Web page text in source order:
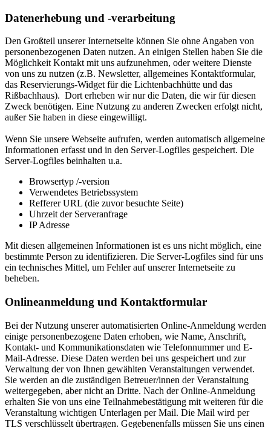
Datenerhebung und -verarbeitung
Den Großteil unserer Internetseite können Sie ohne Angaben von
personenbezogenen Daten nutzen. An einigen Stellen haben Sie die
Möglichkeit Kontakt mit uns aufzunehmen, oder weitere Dienste
von uns zu nutzen (z.B. Newsletter, allgemeines Kontaktformular,
das Reservierungs-Widget für die Lichtenbachhütte und das
Rißbachhaus). Dort erheben wir nur die Daten, die wir für diesen
Zweck benötigen. Eine Nutzung zu anderen Zwecken erfolgt nicht,
außer Sie haben in diese eingewilligt.
Wenn Sie unsere Webseite aufrufen, werden automatisch allgemeine
Informationen erfasst und in den Server-Logfiles gespeichert. Die
Server-Logfiles beinhalten u.a.
Browsertyp /-version
Verwendetes Betriebssystem
Refferer URL (die zuvor besuchte Seite)
Uhrzeit der Serveranfrage
IP Adresse
Mit diesen allgemeinen Informationen ist es uns nicht möglich, eine
bestimmte Person zu identifizieren. Die Server-Logfiles sind für uns
ein technisches Mittel, um Fehler auf unserer Internetseite zu
beheben.
Onlineanmeldung und Kontaktformular
Bei der Nutzung unserer automatisierten Online-Anmeldung werden
einige personenbezogene Daten erhoben, wie Name, Anschrift,
Kontakt- und Kommunikationsdaten wie Telefonnummer und E-
Mail-Adresse. Diese Daten werden bei uns gespeichert und zur
Verwaltung der von Ihnen gewählten Veranstaltungen verwendet.
Sie werden an die zuständigen Betreuer/innen der Veranstaltung
weitergegeben, aber nicht an Dritte. Nach der Online-Anmeldung
erhalten Sie von uns eine Teilnahmebestätigung mit weiteren für die
Veranstaltung wichtigen Unterlagen per Mail. Die Mail wird per
TLS verschlüsselt übertragen. Gegebenenfalls müssen Sie uns einen